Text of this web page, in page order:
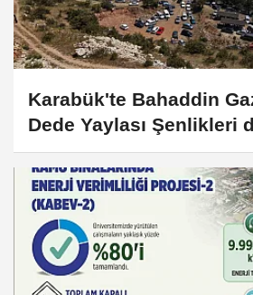
Karabük'te Bahaddin
Dede Yaylası Şenlikleri